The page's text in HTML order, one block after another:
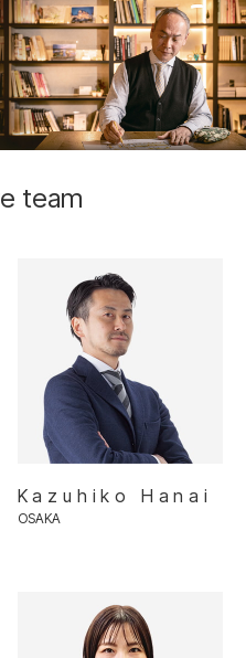
team
Kazuhiko Hanai
OSAKA